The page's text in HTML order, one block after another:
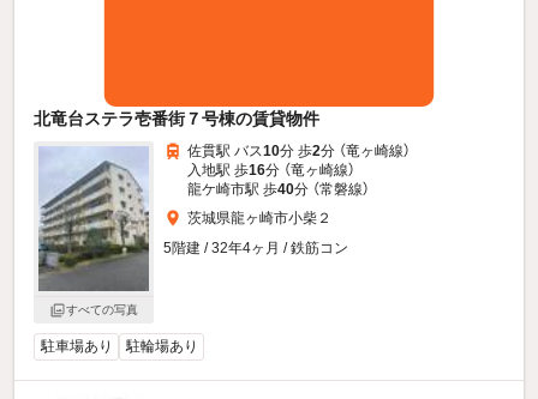
北竜台ステラ壱番街７号棟の賃貸物件
すべての写真
佐貫駅 バス10分 歩2分 （竜ヶ崎線）
入地駅 歩16分 （竜ヶ崎線）
龍ケ崎市駅 歩40分 （常磐線）
茨城県龍ヶ崎市小柴２
5階建 / 32年4ヶ月 / 鉄筋コン
駐車場あり 駐輪場あり